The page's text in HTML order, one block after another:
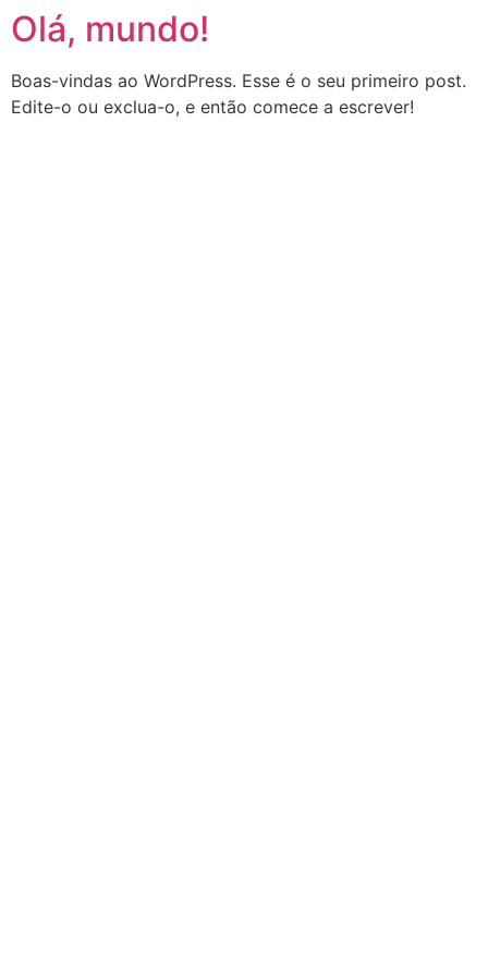
Olá, mundo!
Boas-vindas ao WordPress. Esse é o seu primeiro post.
Edite-o ou exclua-o, e então comece a escrever!